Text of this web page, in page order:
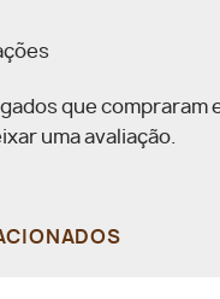
que compraram
uma avaliação.